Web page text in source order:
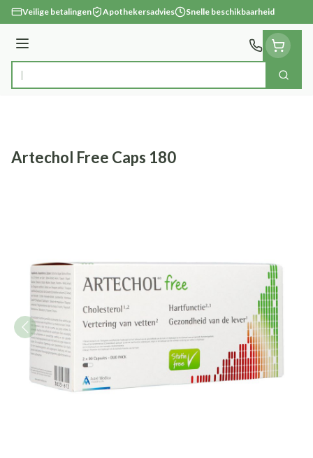
Ga naar de inhoud
Veilige betalingen Apothekersadvies Snelle beschikbaarheid
Menu
Product, merk, categorie... Zoek
Artechol Free Caps 180